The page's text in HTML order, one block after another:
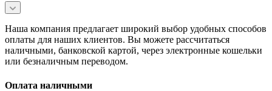
Наша компания предлагает широкий выбор удобных способов
оплаты для наших клиентов. Вы можете рассчитаться
наличными, банковской картой, через электронные кошельки
или безналичным переводом.
Оплата наличными